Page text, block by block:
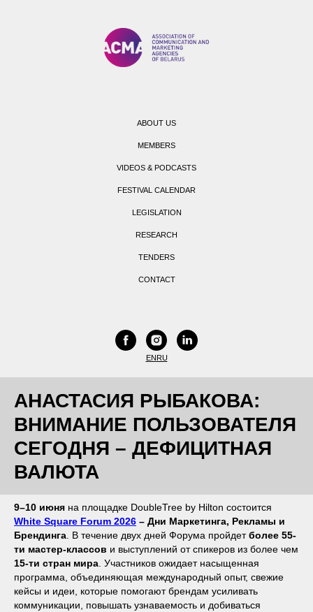
ABOUT US
MEMBERS
VIDEOS & PODCASTS
FESTIVAL CALENDAR
LEGISLATION
RESEARCH
TENDERS
CONTACT
ENRU
АНАСТАСИЯ РЫБАКОВА:
ВНИМАНИЕ ПОЛЬЗОВАТЕЛЯ
СЕГОДНЯ – ДЕФИЦИТНАЯ
ВАЛЮТА
9–10 июня на площадке DoubleTree by Hilton состоится
White Square Forum 2026 – Дни Маркетинга, Рекламы и
Брендинга . В течение двух дней Форума пройдетболее 55-
ти мастер-классов и выступлений от спикеров из более чем
15-ти стран мира . Участников ожидает насыщенная
программа, объединяющая международный опыт, свежие
кейсы и идеи, которые помогают брендам усиливать
коммуникации, повышать узнаваемость и добиваться